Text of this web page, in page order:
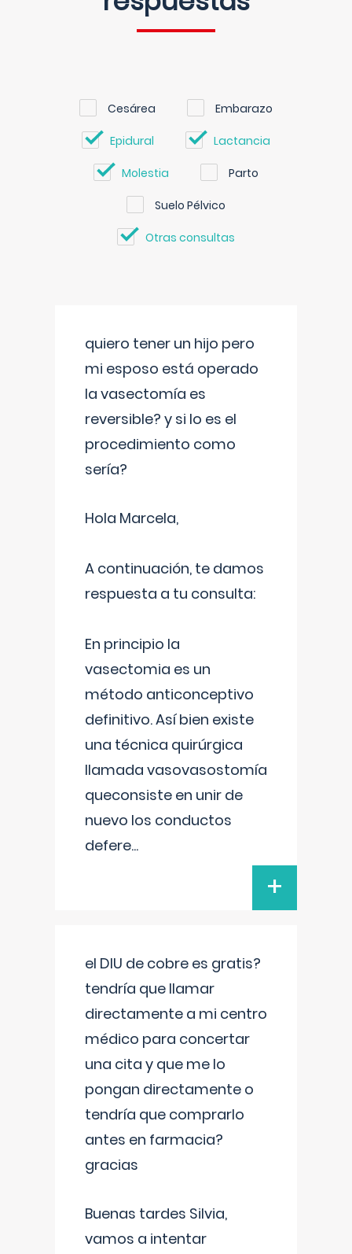
Cesárea Embarazo
Epidural Lactancia
Molestia Parto
Suelo Pélvico
Otras consultas
quiero tener un hijo pero
mi esposo está operado
la vasectomía es
reversible? y si lo es el
procedimiento como
sería?
Hola Marcela,
A continuación, te damos
respuesta a tu consulta:
En principio la
vasectomia es un
método anticonceptivo
definitivo. Así bien existe
una técnica quirúrgica
llamada vasovasostomía
queconsiste en unir de
nuevo los conductos
defere...
+
el DIU de cobre es gratis?
tendría que llamar
directamente a mi centro
médico para concertar
una cita y que me lo
pongan directamente o
tendría que comprarlo
antes en farmacia?
gracias
Buenas tardes Silvia,
vamos a intentar